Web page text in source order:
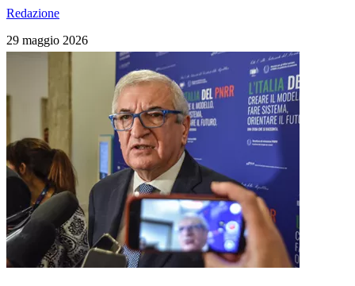
Redazione
29 maggio 2026